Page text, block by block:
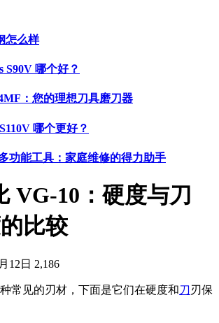
怎么样
S90V 哪个好？
：您的理想刀具磨刀器
哪个更好？
功能工具：家庭维修的得力助手
VG-10：硬度与刀
比较
12日 2,186
常见的刃材，下面是它们在硬度和刀 刃保